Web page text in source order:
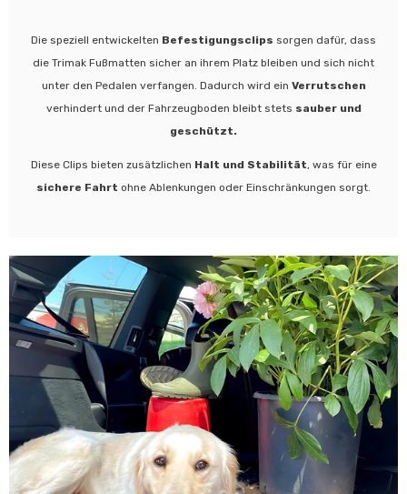
Die speziell entwickelten Befestigungsclips sorgen dafür, dass
die Trimak Fußmatten sicher an ihrem Platz bleiben und sich nicht
unter den Pedalen verfangen. Dadurch wird ein Verrutschen
verhindert und der Fahrzeugboden bleibt stets sauber und
geschützt.
Diese Clips bieten zusätzlichen Halt und Stabilität, was für eine
sichere Fahrt ohne Ablenkungen oder Einschränkungen sorgt.